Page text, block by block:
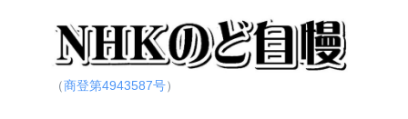
（商登第4943587号）